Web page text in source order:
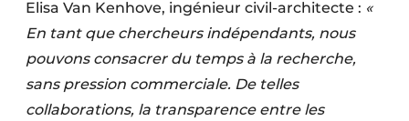
Elisa Van Kenhove, ingénieur civil-architecte : «
En tant que chercheurs indépendants, nous
pouvons consacrer du temps à la recherche,
sans pression commerciale. De telles
collaborations, la transparence entre les